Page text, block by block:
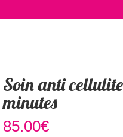
Soin anti
minutes
85.00€